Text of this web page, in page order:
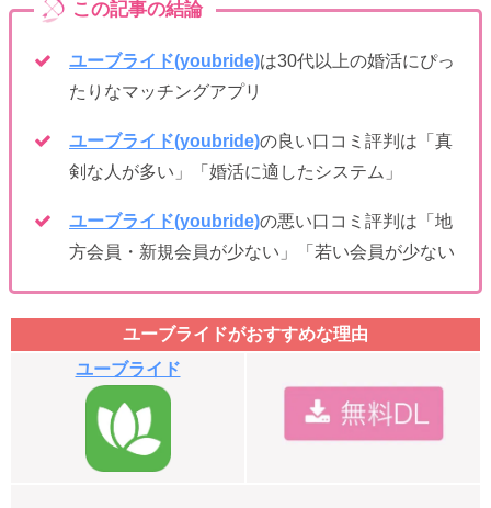
ユーブライド(youbride)は30代以上の婚活にぴっ
たりなマッチングアプリ
ユーブライド(youbride)の良い口コミ評判は「真
剣な人が多い」「婚活に適したシステム」
ユーブライド(youbride)の悪い口コミ評判は「地
方会員・新規会員が少ない」「若い会員が少ない
ユーブライドがおすすめな理由
ユーブライド